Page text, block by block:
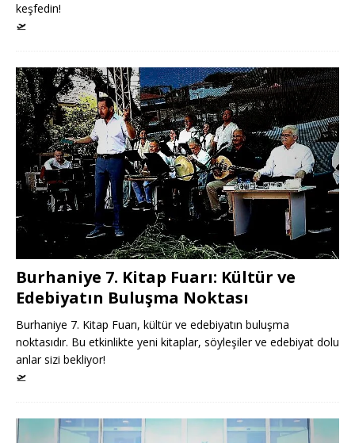
keşfedin!
🛫
Burhaniye 7. Kitap Fuarı: Kültür ve
Edebiyatın Buluşma Noktası
Burhaniye 7. Kitap Fuarı, kültür ve edebiyatın buluşma
noktasıdır. Bu etkinlikte yeni kitaplar, söyleşiler ve edebiyat dolu
anlar sizi bekliyor!
🛫